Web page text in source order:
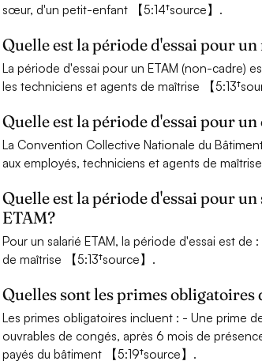
sœur, d'un petit-enfant 【5:14†source】.
Quelle est la période d'essai pour
La période d'essai pour un ETAM (non-cadre)
les techniciens et agents de maîtrise 【
Quelle est la période d'essai pour
La Convention Collective Nationale du
aux employés, techniciens et agents de
Quelle est la période d'essai pour
ETAM?
Pour un salarié ETAM, la période d'essai est
de maîtrise 【5:13†source】.
Quelles sont les primes obligatoires
Les primes obligatoires incluent : - Une prime
ouvrables de congés, après 6 mois de
payés du bâtiment 【5:19†source】.